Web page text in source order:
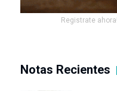
Registrate
Notas Recientes